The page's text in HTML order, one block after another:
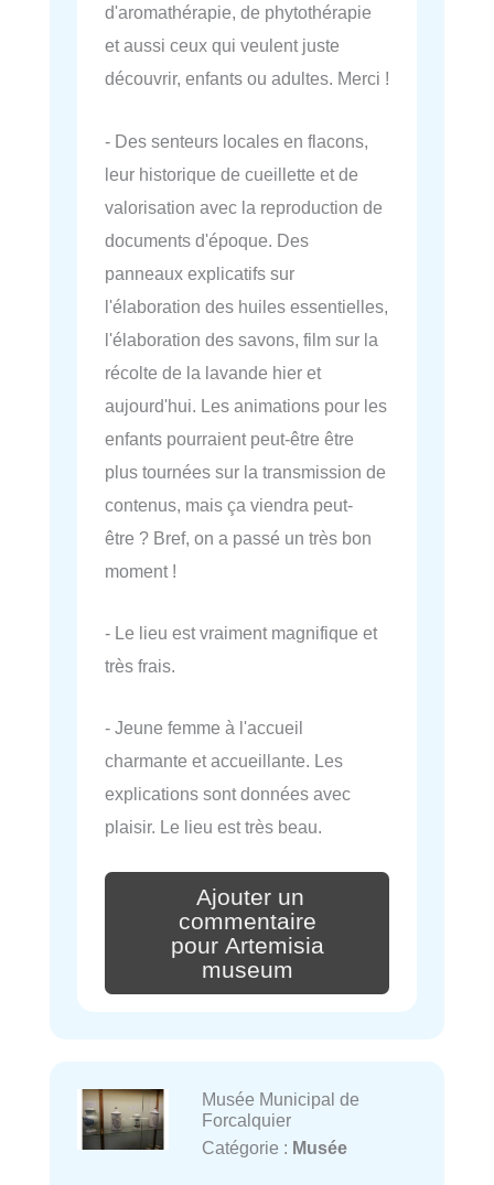
d'aromathérapie, de phytothérapie
et aussi ceux qui veulent juste
découvrir, enfants ou adultes. Merci !
- Des senteurs locales en flacons,
leur historique de cueillette et de
valorisation avec la reproduction de
documents d'époque. Des
panneaux explicatifs sur
l'élaboration des huiles essentielles,
l'élaboration des savons, film sur la
récolte de la lavande hier et
aujourd'hui. Les animations pour les
enfants pourraient peut-être être
plus tournées sur la transmission de
contenus, mais ça viendra peut-
être ? Bref, on a passé un très bon
moment !
- Le lieu est vraiment magnifique et
très frais.
- Jeune femme à l'accueil
charmante et accueillante. Les
explications sont données avec
plaisir. Le lieu est très beau.
Ajouter un
commentaire
pour Artemisia
museum
Musée Municipal de
Forcalquier
Catégorie : Musée